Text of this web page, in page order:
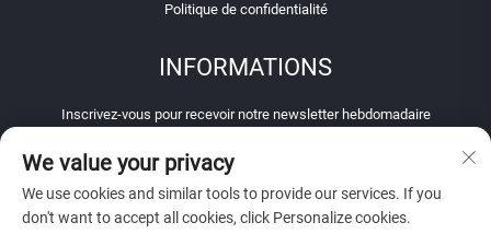
Politique de confidentialité
INFORMATIONS
Inscrivez-vous pour recevoir notre newsletter hebdomadaire
We value your privacy
We use cookies and similar tools to provide our services. If you
don't want to accept all cookies, click Personalize cookies.